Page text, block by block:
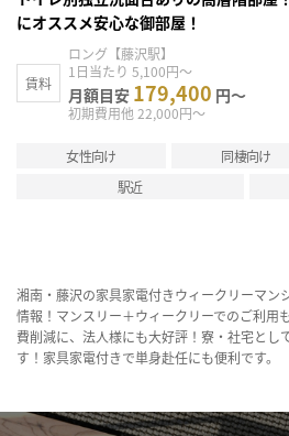
にオススメ安心な御部屋！
賃料
ロング【藤沢駅】
1日当たり 5,100円～
月額目安 179,400 円～
初期費用他 22,000円～
女性向け 同棲向け
駅近
湘南・藤沢の家具家電付きウィークリーマン
情報！マンスリー＋ウィークリーでのご利用
費削減に、法人様にも大好評！寮・社宅とし
す！家具家電付きで単身赴任にも便利です。